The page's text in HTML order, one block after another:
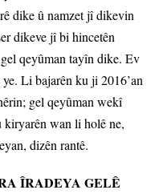
dike û namzet jî dikevin
dikeve jî bi hincetên
qeyûman tayîn dike. Ev
Li bajarên ku ji 2016’an
gel qeyûman wekî
kiryarên wan li holê ne,
dizên rantê.
ÎRADEYA GELÊ